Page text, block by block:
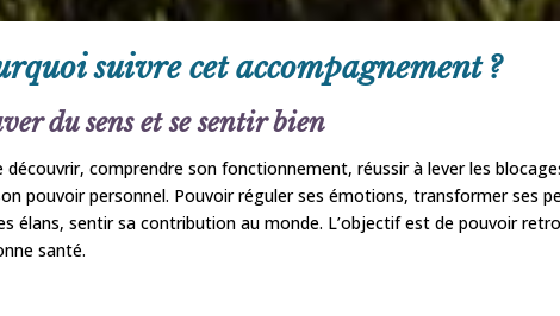
suivre cet accompagnement ?
du sens et se sentir bien
comprendre son fonctionnement, réussir à lever les
pouvoir personnel. Pouvoir réguler ses émotions, transformer ses
élans, sentir sa contribution au monde. L’objectif est de pouvoir
santé.